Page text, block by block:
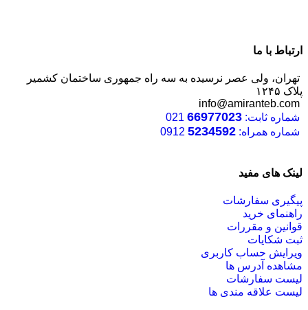
ارتباط با ما
تهران، ولی عصر نرسیده به سه راه جمهوری ساختمان کشمیر
پلاک ۱۲۴۵
info@amiranteb.com
شماره ثابت: 66977023
شماره همراه: 5234592
لینک های مفید
پیگیری سفارشات
راهنمای خرید
قوانین و مقررات
ثبت شکایات
ویرایش حساب کاربری
مشاهده آدرس ها
لیست سفارشات
لیست علاقه مندی ها